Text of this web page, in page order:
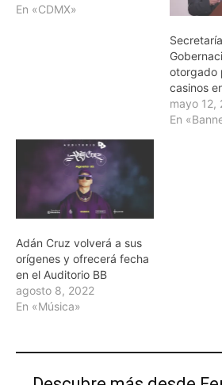
En «CDMX»
otorgado
casinos
mayo 12,
En
Adán Cruz volverá a sus
orígenes y ofrecerá fecha
en el Auditorio BB
agosto 8, 2022
En «Música»